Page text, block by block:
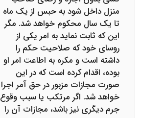
منزل داخل شود به حبس از یک ماه
تا یک سال محکوم خواهد شد. مگر
این که ثابت نماید به امر یکی از
روسای خود که‌ صلاحیت حکم را
داشته است و مکره به اطاعت امر او
بوده، اقدام کرده است که در این
صورت مجازات مزبور در حق آمر اجرا
خواهد شد. اگر مرتکب ‌یا سبب وقوع
جرم دیگری نیز باشد، مجازات آن را